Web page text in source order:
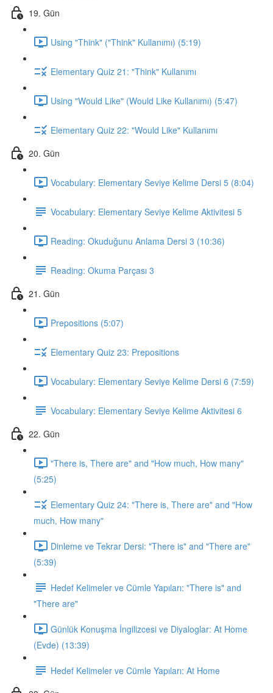
19. Gün
Using "Think" ("Think" Kullanımı) (5:19)
Elementary Quiz 21: "Think" Kullanımı
Using "Would Like" (Would Like Kullanımı) (5:47)
Elementary Quiz 22: "Would Like" Kullanımı
20. Gün
Vocabulary: Elementary Seviye Kelime Dersi 5 (8:04)
Vocabulary: Elementary Seviye Kelime Aktivitesi 5
Reading: Okuduğunu Anlama Dersi 3 (10:36)
Reading: Okuma Parçası 3
21. Gün
Prepositions (5:07)
Elementary Quiz 23: Prepositions
Vocabulary: Elementary Seviye Kelime Dersi 6 (7:59)
Vocabulary: Elementary Seviye Kelime Aktivitesi 6
22. Gün
"There is, There are" and "How much, How many"
(5:25)
Elementary Quiz 24: "There is, There are" and "How
much, How many"
Dinleme ve Tekrar Dersi: "There is" and "There are"
(5:39)
Hedef Kelimeler ve Cümle Yapıları: "There is" and
"There are"
Günlük Konuşma İngilizcesi ve Diyaloglar: At Home
(Evde) (13:39)
Hedef Kelimeler ve Cümle Yapıları: At Home